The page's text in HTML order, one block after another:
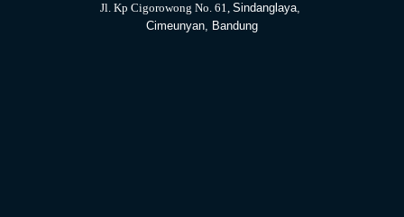
Jl. Kp Cigorowong No. 61, Sindanglaya,
Cimeunyan, Bandung